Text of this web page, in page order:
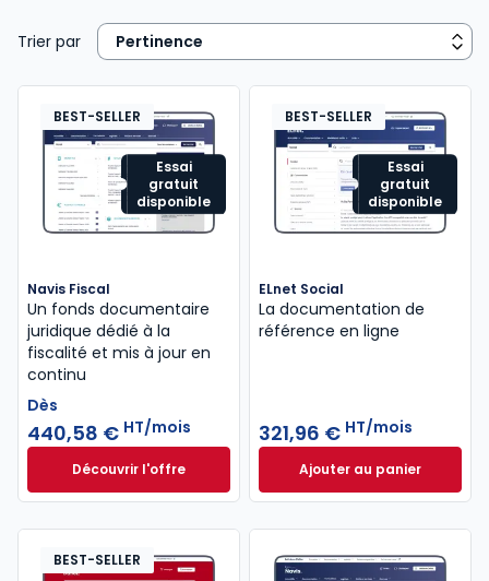
Trier par
Essai
gratuit
disponible
BEST-SELLER
Navis Fiscal
Un fonds documentaire
juridique dédié à la
fiscalité et mis à jour en
continu
Dès
440,58 € HT/mois
Découvrir l'offreNavis Fiscal à partir de
Dès
Essai
gratuit
disponible
BEST-SELLER
ELnet Social
La documentation de
référence en ligne
321,96 € HT/mois
Ajouter au panier
ELnet Social à
BEST-SELLER